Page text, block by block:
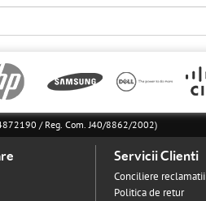
/ Reg. Com. J40/8862/2002)
Servicii Clienti
Conciliere reclamatii
Politica de retur